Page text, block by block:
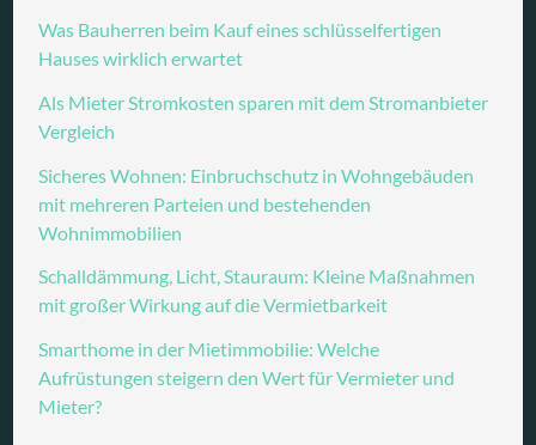
Was Bauherren beim Kauf eines schlüsselfertigen
Hauses wirklich erwartet
Als Mieter Stromkosten sparen mit dem Stromanbieter
Vergleich
Sicheres Wohnen: Einbruchschutz in Wohngebäuden
mit mehreren Parteien und bestehenden
Wohnimmobilien
Schalldämmung, Licht, Stauraum: Kleine Maßnahmen
mit großer Wirkung auf die Vermietbarkeit
Smarthome in der Mietimmobilie: Welche
Aufrüstungen steigern den Wert für Vermieter und
Mieter?